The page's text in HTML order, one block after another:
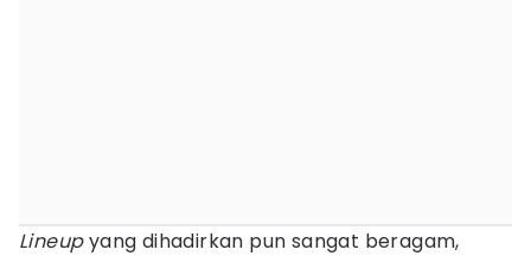
Lineupyang dihadirkan pun sangat beragam,